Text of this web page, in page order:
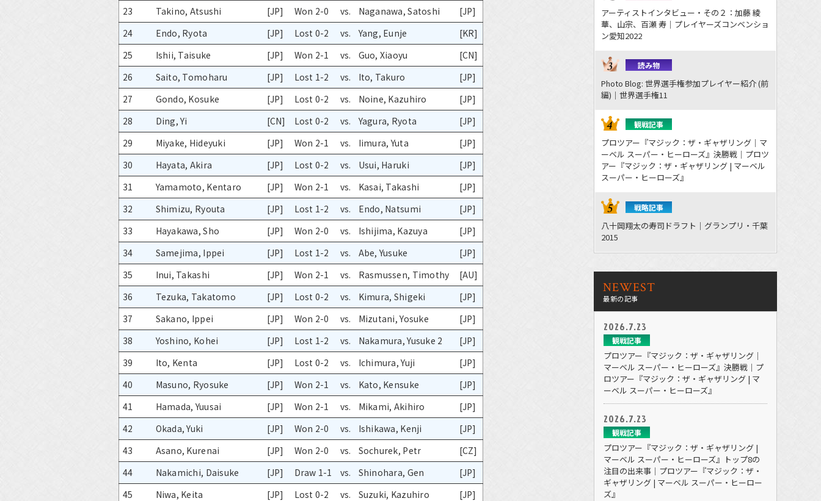
23
Takino, Atsushi [JP] Won 2-0 vs. Naganawa, Satoshi
[JP]
24
Endo, Ryota [JP] Lost 0-2 vs. Yang, Eunje
[KR]
25
Ishii, Taisuke [JP] Won 2-1 vs. Guo, Xiaoyu
[CN]
26
Saito, Tomoharu [JP] Lost 1-2 vs. Ito, Takuro
[JP]
27
Gondo, Kosuke [JP] Lost 0-2 vs. Noine, Kazuhiro
[JP]
28
Ding, Yi [CN] Lost 0-2 vs. Yagura, Ryota
[JP]
29
Miyake, Hideyuki [JP] Won 2-1 vs. Iimura, Yuta
[JP]
30
Hayata, Akira [JP] Lost 0-2 vs. Usui, Haruki
[JP]
31
Yamamoto, Kentaro [JP] Won 2-1 vs. Kasai, Takashi
[JP]
32
Shimizu, Ryouta [JP] Lost 1-2 vs. Endo, Natsumi
[JP]
33
Hayakawa, Sho [JP] Won 2-0 vs. Ishijima, Kazuya
[JP]
34
Samejima, Ippei [JP] Lost 1-2 vs. Abe, Yusuke
[JP]
35
Inui, Takashi [JP] Won 2-1 vs. Rasmussen, Timothy
[AU]
36
Tezuka, Takatomo [JP] Lost 0-2 vs. Kimura, Shigeki
[JP]
37
Sakano, Ippei [JP] Won 2-0 vs. Mizutani, Yosuke
[JP]
38
Yoshino, Kohei [JP] Lost 1-2 vs. Nakamura, Yusuke 2
[JP]
39
Ito, Kenta [JP] Lost 0-2 vs. Ichimura, Yuji
[JP]
40
Masuno, Ryosuke [JP] Won 2-1 vs. Kato, Kensuke
[JP]
41
Hamada, Yuusai [JP] Won 2-1 vs. Mikami, Akihiro
[JP]
42
Okada, Yuki [JP] Won 2-0 vs. Ishikawa, Kenji
[JP]
43
Asano, Kurenai [JP] Won 2-0 vs. Sochurek, Petr
[CZ]
44
Nakamichi, Daisuke [JP] Draw 1-1 vs. Shinohara, Gen
[JP]
45
Niwa, Keita [JP] Lost 0-2 vs. Suzuki, Kazuhiro
[JP]
アーティストインタビュー・その２：加藤 綾
華、山宗、百瀬 寿｜プレイヤーズコンベンショ
ン愛知2022
読み物
Photo Blog: 世界選手権参加プレイヤー紹介 (前
編)｜世界選手権11
観戦記事
プロツアー『マジック：ザ・ギャザリング｜マ
ーベル スーパー・ヒーローズ』決勝戦｜プロツ
アー『マジック：ザ・ギャザリング | マーベル
スーパー・ヒーローズ』
戦略記事
八十岡翔太の寿司ドラフト｜グランプリ・千葉
2015
NEWEST
最新の記事
2026.7.23
観戦記事
プロツアー『マジック：ザ・ギャザリング｜
マーベル スーパー・ヒーローズ』決勝戦｜プ
ロツアー『マジック：ザ・ギャザリング | マ
ーベル スーパー・ヒーローズ』
2026.7.23
観戦記事
プロツアー『マジック：ザ・ギャザリング |
マーベル スーパー・ヒーローズ』トップ8の
注目の出来事｜プロツアー『マジック：ザ・
ギャザリング | マーベル スーパー・ヒーロー
ズ』